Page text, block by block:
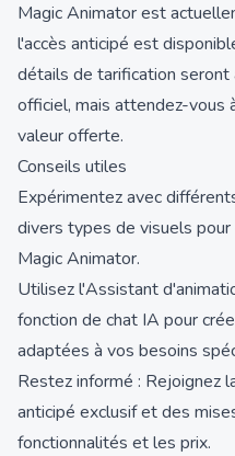
Magic Animator est
l'accès anticipé est
détails de tarification seront
officiel, mais attendez-vous
valeur offerte.
Conseils utiles
Expérimentez avec
divers types de visuels
Magic Animator.
Utilisez l'Assistant
fonction de chat IA pour
adaptées à vos besoins
Restez informé : Rejoignez
anticipé exclusif et des
fonctionnalités et les prix.